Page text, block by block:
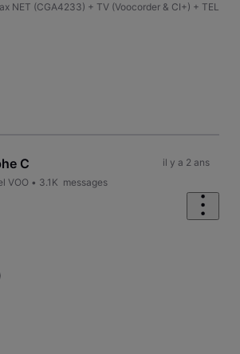
NET (CGA4233) + TV (Voocorder & CI+) + TEL
C
VOO • 3.1K messages
il y a 2 ans